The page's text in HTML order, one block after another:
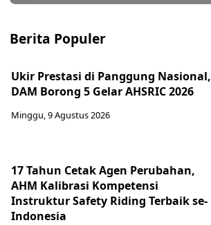
Berita Populer
Ukir Prestasi di Panggung Nasional,
DAM Borong 5 Gelar AHSRIC 2026
Minggu, 9 Agustus 2026
17 Tahun Cetak Agen Perubahan,
AHM Kalibrasi Kompetensi
Instruktur Safety Riding Terbaik se-
Indonesia